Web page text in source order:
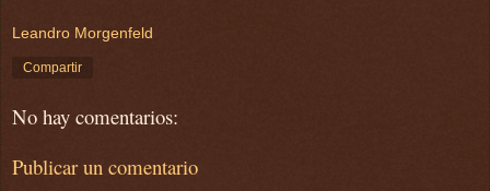
Leandro Morgenfeld
Compartir
No hay comentarios:
Publicar un comentario